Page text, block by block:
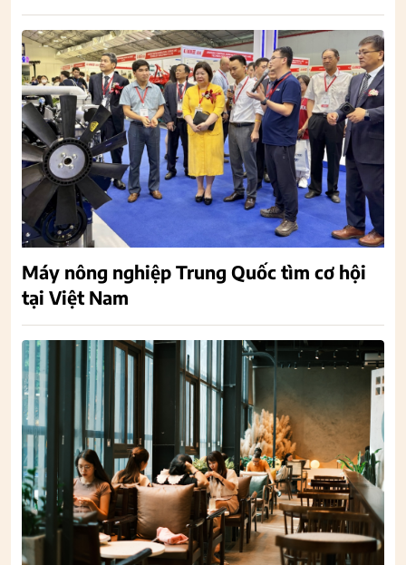
Máy nông nghiệp Trung Quốc tìm cơ hội
tại Việt Nam